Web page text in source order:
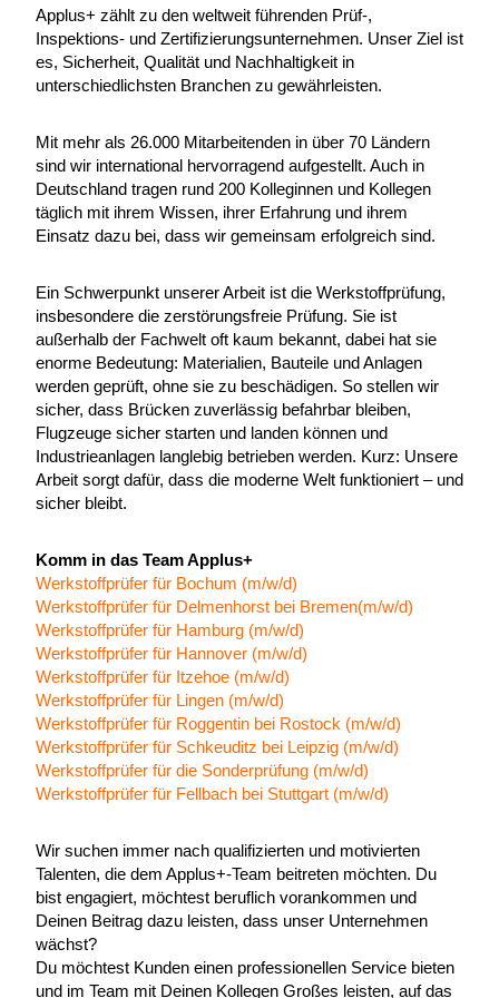
Applus+ zählt zu den weltweit führenden Prüf-,
Inspektions- und Zertifizierungsunternehmen. Unser Ziel ist
es, Sicherheit, Qualität und Nachhaltigkeit in
unterschiedlichsten Branchen zu gewährleisten.
Mit mehr als 26.000 Mitarbeitenden in über 70 Ländern
sind wir international hervorragend aufgestellt. Auch in
Deutschland tragen rund 200 Kolleginnen und Kollegen
täglich mit ihrem Wissen, ihrer Erfahrung und ihrem
Einsatz dazu bei, dass wir gemeinsam erfolgreich sind.
Ein Schwerpunkt unserer Arbeit ist die Werkstoffprüfung,
insbesondere die zerstörungsfreie Prüfung. Sie ist
außerhalb der Fachwelt oft kaum bekannt, dabei hat sie
enorme Bedeutung: Materialien, Bauteile und Anlagen
werden geprüft, ohne sie zu beschädigen. So stellen wir
sicher, dass Brücken zuverlässig befahrbar bleiben,
Flugzeuge sicher starten und landen können und
Industrieanlagen langlebig betrieben werden. Kurz: Unsere
Arbeit sorgt dafür, dass die moderne Welt funktioniert – und
sicher bleibt.
Komm in das Team Applus+
Werkstoffprüfer für Bochum (m/w/d)
Werkstoffprüfer für Delmenhorst bei Bremen(m/w/d)
Werkstoffprüfer für Hamburg (m/w/d)
Werkstoffprüfer für Hannover (m/w/d)
Werkstoffprüfer für Itzehoe (m/w/d)
Werkstoffprüfer für Lingen (m/w/d)
Werkstoffprüfer für Roggentin bei Rostock (m/w/d)
Werkstoffprüfer für Schkeuditz bei Leipzig (m/w/d)
Werkstoffprüfer für die Sonderprüfung (m/w/d)
Werkstoffprüfer für Fellbach bei Stuttgart (m/w/d)
Wir suchen immer nach qualifizierten und motivierten
Talenten, die dem Applus+-Team beitreten möchten. Du
bist engagiert, möchtest beruflich vorankommen und
Deinen Beitrag dazu leisten, dass unser Unternehmen
wächst?
Du möchtest Kunden einen professionellen Service bieten
und im Team mit Deinen Kollegen Großes leisten, auf das